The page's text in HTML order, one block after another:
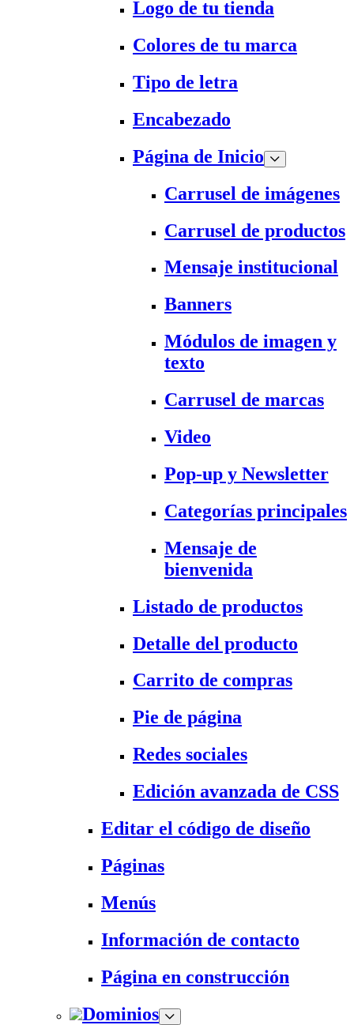
Logo de tu tienda
Colores de tu marca
Tipo de letra
Encabezado
Página de Inicio
Carrusel de imágenes
Carrusel de productos
Mensaje institucional
Banners
Módulos de imagen y
texto
Carrusel de marcas
Video
Pop-up y Newsletter
Categorías principales
Mensaje de
bienvenida
Listado de productos
Detalle del producto
Carrito de compras
Pie de página
Redes sociales
Edición avanzada de CSS
Editar el código de diseño
Páginas
Menús
Información de contacto
Página en construcción
Dominios